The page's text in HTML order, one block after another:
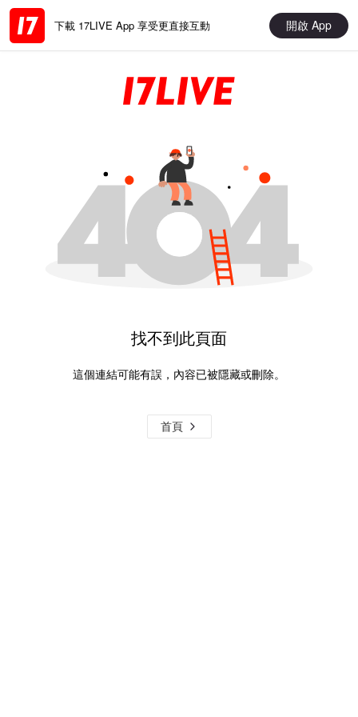
下載 17LIVE App 享受更直接互動 開啟 App
找不到此頁面
這個連結可能有誤，內容已被隱藏或刪除。
首頁